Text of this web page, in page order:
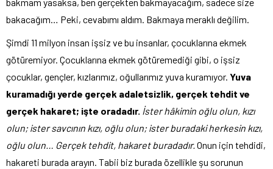
bakmam yasaksa, ben gerçekten bakmayacağım, sadece size
bakacağım… Peki, cevabımı aldım. Bakmaya meraklı değilim.
Şimdi 11 milyon insan işsiz ve bu insanlar, çocuklarına ekmek
götüremiyor. Çocuklarına ekmek götüremediği gibi, o işsiz
çocuklar, gençler, kızlarımız, oğullarımız yuva kuramıyor. Yuva
kuramadığı yerde gerçek adaletsizlik, gerçek tehdit ve
gerçek hakaret; işte oradadır. İster hâkimin oğlu olun, kızı
olun; ister savcının kızı, oğlu olun; ister buradaki herkesin kızı,
oğlu olun… Gerçek tehdit, hakaret buradadır.Onun için tehdidi,
hakareti burada arayın. Tabii biz burada özellikle şu sorunun